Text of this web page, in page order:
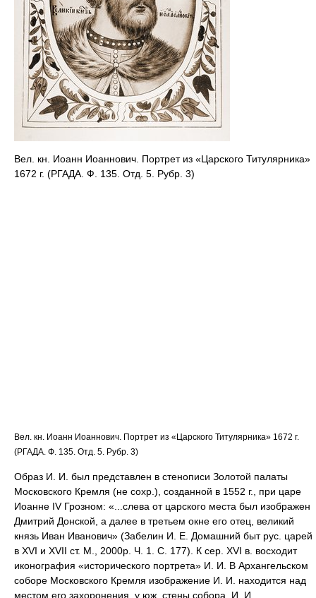
Вел. кн. Иоанн Иоаннович. Портрет из «Царского Титулярника»
1672 г. (РГАДА. Ф. 135. Отд. 5. Рубр. 3)
Вел. кн. Иоанн Иоаннович. Портрет из «Царского Титулярника» 1672 г.
(РГАДА. Ф. 135. Отд. 5. Рубр. 3)
Образ И. И. был представлен в стенописи Золотой палаты
Московского Кремля (не сохр.), созданной в 1552 г., при царе
Иоанне IV Грозном: «...слева от царского места был изображен
Дмитрий Донской, а далее в третьем окне его отец, великий
князь Иван Иванович» (Забелин И. Е. Домашний быт рус. царей
в XVI и XVII ст. М., 2000р. Ч. 1. С. 177). К сер. XVI в. восходит
иконография «исторического портрета» И. И. В Архангельском
соборе Московского Кремля изображение И. И. находится над
местом его захоронения, у юж. стены собора. И. И.